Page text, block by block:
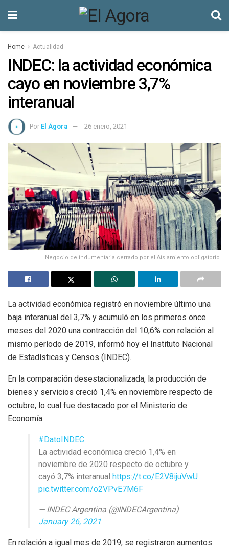
Home Actualidad
INDEC: la actividad económica
cayo en noviembre 3,7%
interanual
Por El Ágora 26 enero, 2021
Negocio de indumentaria cerrado por el Aislamiento obligatorio.
La actividad económica registró en noviembre último una
baja interanual del 3,7% y acumuló en los primeros once
meses del 2020 una contracción del 10,6% con relación al
mismo período de 2019, informó hoy el Instituto Nacional
de Estadísticas y Censos (INDEC).
En la comparación desestacionalizada, la producción de
bienes y servicios creció 1,4% en noviembre respecto de
octubre, lo cual fue destacado por el Ministerio de
Economía.
#DatoINDEC
La actividad económica creció 1,4% en
noviembre de 2020 respecto de octubre y
cayó 3,7% interanual https://t.co/E2V8ijuVwU
pic.twitter.com/o2VPvE7M6F
— INDEC Argentina (@INDECArgentina)
January 26, 2021
En relación a igual mes de 2019, se registraron aumentos